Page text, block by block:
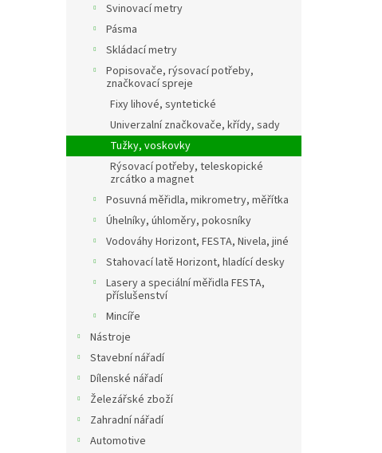
Svinovací metry
Pásma
Skládací metry
Popisovače, rýsovací potřeby,
značkovací spreje
Fixy lihové, syntetické
Univerzalní značkovače, křídy, sady
Tužky, voskovky
Rýsovací potřeby, teleskopické
zrcátko a magnet
Posuvná měřidla, mikrometry, měřítka
Úhelníky, úhloměry, pokosníky
Vodováhy Horizont, FESTA, Nivela, jiné
Stahovací latě Horizont, hladící desky
Lasery a speciální měřidla FESTA,
příslušenství
Mincíře
Nástroje
Stavební nářadí
Dílenské nářadí
Železářské zboží
Zahradní nářadí
Automotive